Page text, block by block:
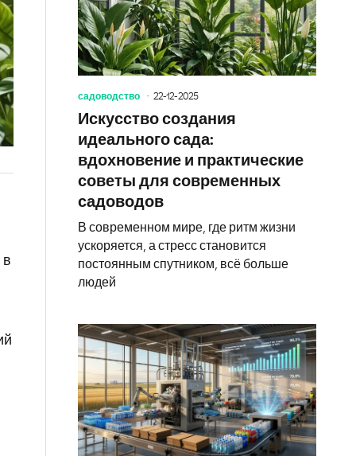
в
садоводство 22-12-2025
Искусство создания
идеального сада:
вдохновение и практические
советы для современных
садоводов
В современном мире, где ритм жизни
ускоряется, а стресс становится
постоянным спутником, всё больше
людей